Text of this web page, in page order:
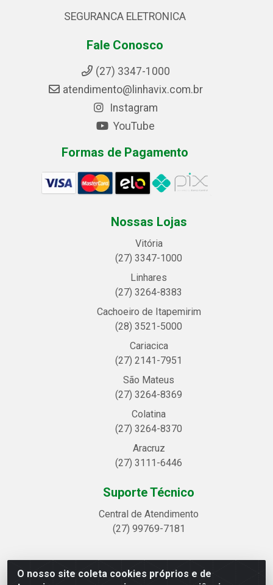
O nosso site coleta cookies próprios e de
SEGURANCA ELETRONICA
Fale Conosco
(27) 3347-1000
atendimento@linhavix.com.br
Instagram
YouTube
Formas de Pagamento
Nossas Lojas
Vitória
(27) 3347-1000
Linhares
(27) 3264-8383
Cachoeiro de Itapemirim
(28) 3521-5000
Cariacica
(27) 2141-7951
São Mateus
(27) 3264-8369
Colatina
(27) 3264-8370
Aracruz
(27) 3111-6446
Suporte Técnico
Central de Atendimento
(27) 99769-7181
Linhavix Distribuidora LTDA - Avenida Alegre, 2521 -